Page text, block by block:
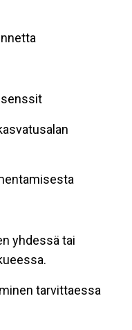
yhdessä tai
tarvittaessa